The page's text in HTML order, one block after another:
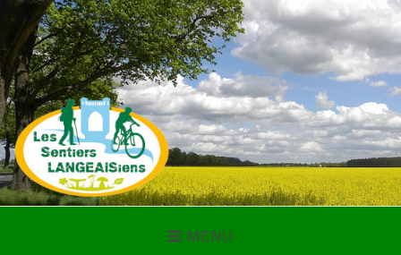
Aller
contenu
LES SENTIERS
LANGEAISIENS
MENU